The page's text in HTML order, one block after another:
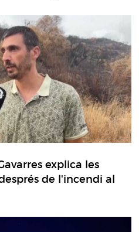
explica les
de l'incendi al